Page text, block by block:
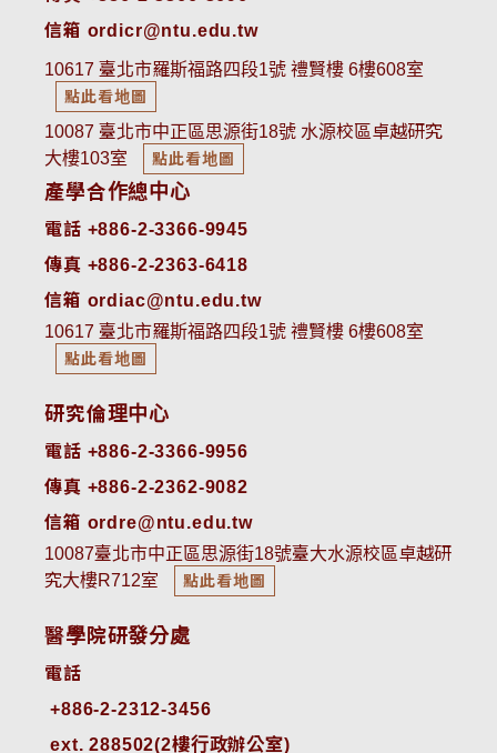
信箱 ordicr@ntu.edu.tw
10617 臺北市羅斯福路四段1號 禮賢樓 6樓608室
點此看地圖
10087 臺北市中正區思源街18號 水源校區卓越研究
大樓103室
點此看地圖
產學合作總中心
電話 +886-2-3366-9945
傳真 +886-2-2363-6418
信箱 ordiac@ntu.edu.tw
10617 臺北市羅斯福路四段1號 禮賢樓 6樓608室
點此看地圖
研究倫理中心
電話 +886-2-3366-9956
傳真 +886-2-2362-9082
信箱 ordre@ntu.edu.tw
10087臺北市中正區思源街18號臺大水源校區卓越研
究大樓R712室
點此看地圖
醫學院研發分處
電話
ext. 288502(2樓行政辦公室)